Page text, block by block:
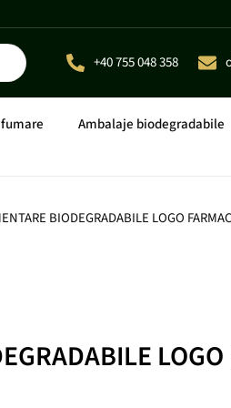
+40 755 048 358
Ambalaje biodegradabile
BIODEGRADABILE LOGO